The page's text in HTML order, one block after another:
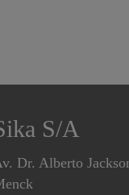
S/A
Dr. Alberto